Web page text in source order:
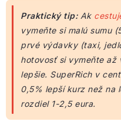
Praktický tip:Ak
vymeňte si malú sumu
prvé výdavky (taxi,
hotovosť si vymeňte až
lepšie. SuperRich v
0,5% lepší kurz než na
rozdiel 1-2,5 eura.